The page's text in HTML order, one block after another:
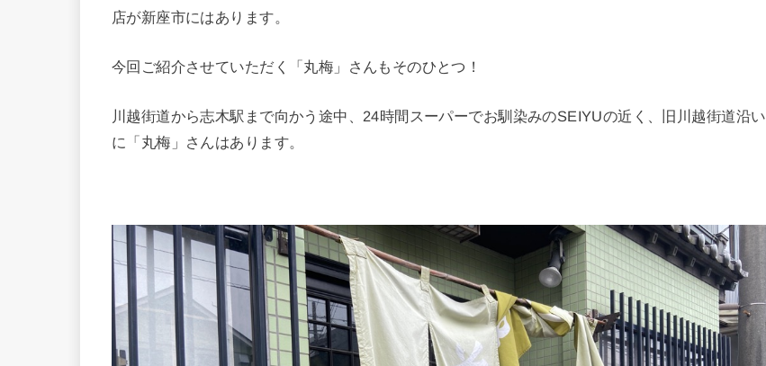
店が新座市にはあります。
今回ご紹介させていただく「丸梅」さんもそのひとつ！
川越街道から志木駅まで向かう途中、24時間スーパーでお馴染みのSEIYUの近く、旧川越街道沿い
に「丸梅」さんはあります。